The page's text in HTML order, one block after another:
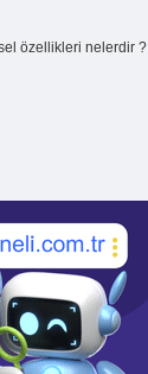
özellikleri nelerdir ?